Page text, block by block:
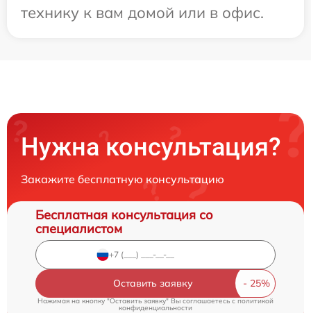
технику к вам домой или в офис.
Нужна консультация?
Закажите бесплатную консультацию
Бесплатная консультация со
специалистом
Оставить заявку
Нажимая на кнопку "Оставить заявку" Вы соглашаетесь cполитикой
конфиденциальности